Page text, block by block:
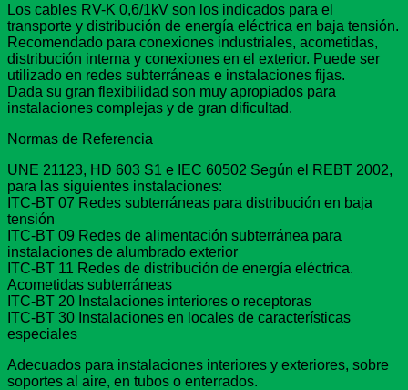
Los cables RV-K 0,6/1kV son los indicados para el
transporte y distribución de energía eléctrica en baja tensión.
Recomendado para conexiones industriales, acometidas,
distribución interna y conexiones en el exterior. Puede ser
utilizado en redes subterráneas e instalaciones fijas.
Dada su gran flexibilidad son muy apropiados para
instalaciones complejas y de gran dificultad.
Normas de Referencia
UNE 21123, HD 603 S1 e IEC 60502 Según el REBT 2002,
para las siguientes instalaciones:
ITC-BT 07 Redes subterráneas para distribución en baja
tensión
ITC-BT 09 Redes de alimentación subterránea para
instalaciones de alumbrado exterior
ITC-BT 11 Redes de distribución de energía eléctrica.
Acometidas subterráneas
ITC-BT 20 Instalaciones interiores o receptoras
ITC-BT 30 Instalaciones en locales de características
especiales
Adecuados para instalaciones interiores y exteriores, sobre
soportes al aire, en tubos o enterrados.